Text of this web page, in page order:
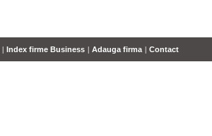
| Index firme Business | Adauga firma | Contact